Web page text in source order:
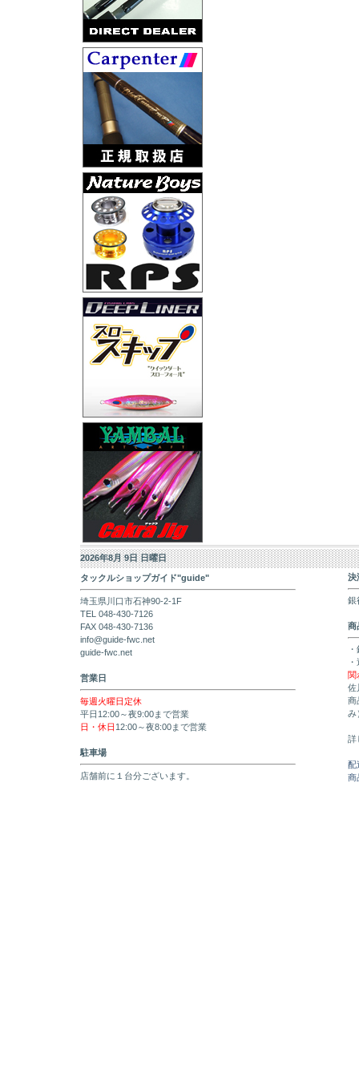
2026年8月 9日 日曜日
タックルショップガイド"guide"
埼玉県川口市石神90-2-1F
TEL 048-430-7126
FAX 048-430-7136
info@guide-fwc.net
guide-fwc.net
営業日
毎週火曜日定休
平日12:00～夜9:00まで営業
日・休日 12:00～夜8:00まで営業
駐車場
店舗前に１台分ございます。
決
銀
商
関
佐
商
み
詳
配
商